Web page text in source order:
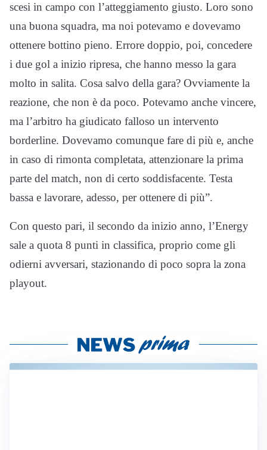
scesi in campo con l’atteggiamento giusto. Loro sono
una buona squadra, ma noi potevamo e dovevamo
ottenere bottino pieno. Errore doppio, poi, concedere
i due gol a inizio ripresa, che hanno messo la gara
molto in salita. Cosa salvo della gara? Ovviamente la
reazione, che non è da poco. Potevamo anche vincere,
ma l’arbitro ha giudicato falloso un intervento
borderline. Dovevamo comunque fare di più e, anche
in caso di rimonta completata, attenzionare la prima
parte del match, non di certo soddisfacente. Testa
bassa e lavorare, adesso, per ottenere di più”.
Con questo pari, il secondo da inizio anno, l’Energy
sale a quota 8 punti in classifica, proprio come gli
odierni avversari, stazionando di poco sopra la zona
playout.